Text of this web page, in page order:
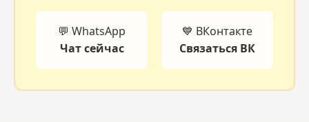
💬 WhatsApp
Чат сейчас
💙 ВКонтакте
Связаться ВК